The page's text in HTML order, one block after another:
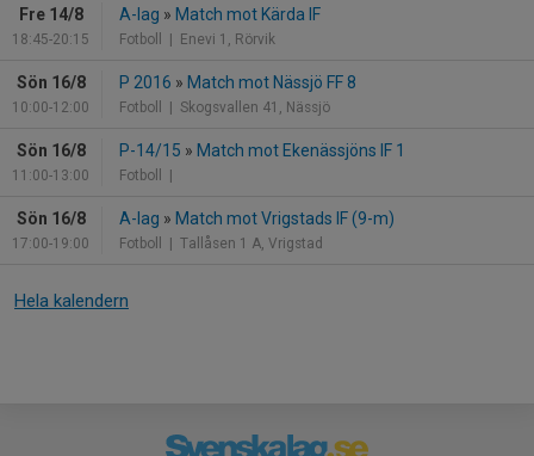
Fre 14/8
18:45-20:15
A-lag » Match mot Kärda IF
Fotboll | Enevi 1, Rörvik
Sön 16/8
10:00-12:00
P 2016 » Match mot Nässjö FF 8
Fotboll | Skogsvallen 41, Nässjö
Sön 16/8
11:00-13:00
P-14/15 » Match mot Ekenässjöns IF 1
Fotboll
Sön 16/8
17:00-19:00
A-lag » Match mot Vrigstads IF (9-m)
Fotboll | Tallåsen 1 A, Vrigstad
Hela kalendern